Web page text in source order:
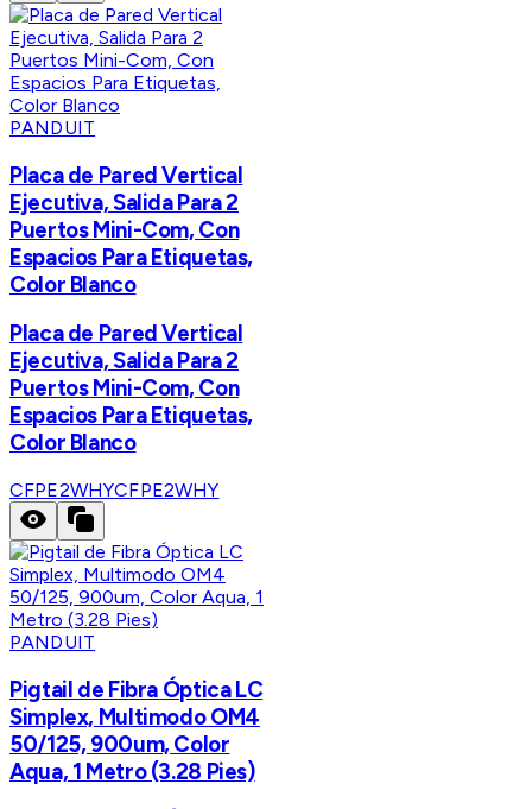
PANDUIT
Placa de Pared Vertical
Ejecutiva, Salida Para 2
Puertos Mini-Com, Con
Espacios Para Etiquetas,
Color Blanco
Placa de Pared Vertical
Ejecutiva, Salida Para 2
Puertos Mini-Com, Con
Espacios Para Etiquetas,
Color Blanco
CFPE2WHYCFPE2WHY
PANDUIT
Pigtail de Fibra Óptica LC
Simplex, Multimodo OM4
50/125, 900um, Color
Aqua, 1 Metro (3.28 Pies)